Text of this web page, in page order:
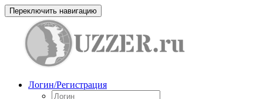
Переключить навигацию
Логин/Регистрация